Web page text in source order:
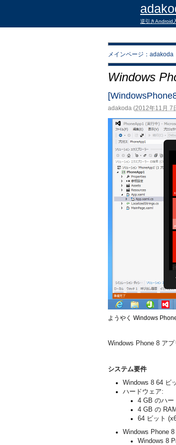
逆引きAndroid
メインページ：adakoda
Windows
adakoda (2012年11月 7
ようやく Windows
Windows Phone 8 ア
システム要件
Windows 8 64 ビ
ハードウェア:
4 GB のハー
4 GB の RAM
64 ビット
Windows Phone
Windows 8